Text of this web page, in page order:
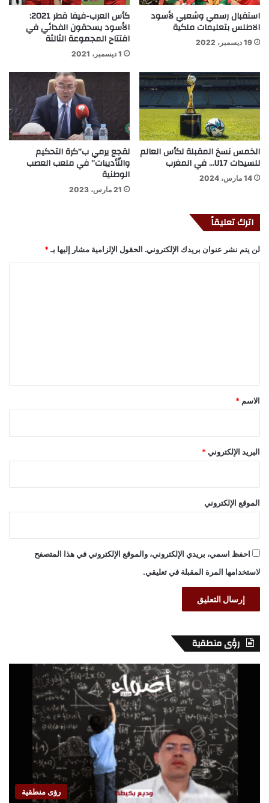
استقبال رسمي وشعبي لأسود
الاطلس بتعليمات ملكية
19 ديسمبر، 2022
كأس العرب-فيفا قطر 2021:
الأسود يسحقون الفدائي في
افتتاح المجموعة الثالثة
1 ديسمبر، 2021
الخمس نسخ المقبلة لكأس العالم
للسيدات U17… في المغرب
14 مارس، 2024
لقجع يرمي ب”كرة التحكيم
والتّأديبات” في ملعب العصب
الوطنية
21 مارس، 2023
اترك تعليقاً
لن يتم نشر عنوان بريدك الإلكتروني. الحقول الإلزامية مشار إليها بـ *
*
الاسم *
البريد الإلكتروني *
الموقع الإلكتروني
احفظ اسمي، بريدي الإلكتروني، والموقع الإلكتروني في هذا المتصفح
لاستخدامها المرة المقبلة في تعليقي.
رؤى منطقية
رؤى منطقية